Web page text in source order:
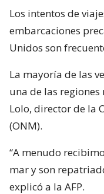
Los intentos de
embarcaciones
Unidos son
La mayoría de las
una de las
Lolo, director de la
(ONM).
“A menudo
mar y son
explicó a la AFP.